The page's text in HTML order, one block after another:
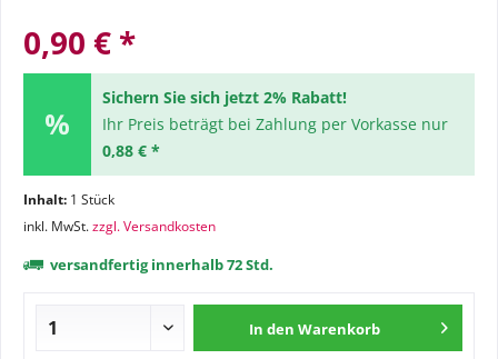
0,90 € *
Sichern Sie sich jetzt 2% Rabatt!
Ihr Preis beträgt bei Zahlung per Vorkasse nur
0,88 € *
Inhalt: 1 Stück
inkl. MwSt.zzgl. Versandkosten
versandfertig innerhalb 72 Std.
In den Warenkorb